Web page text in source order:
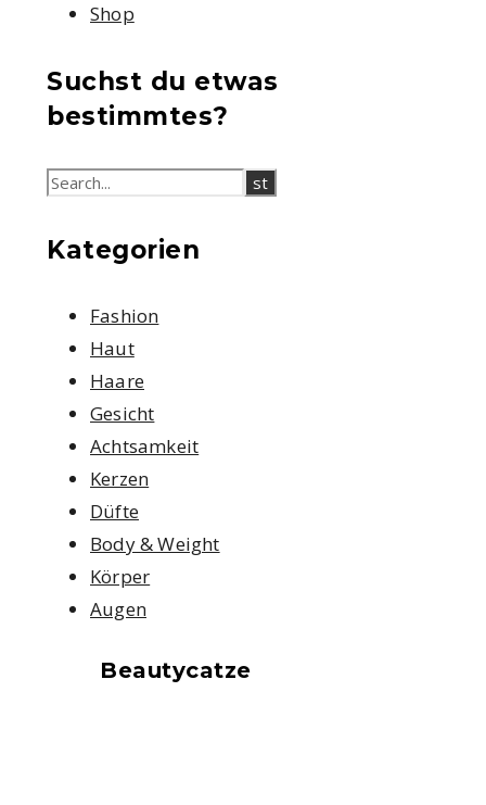
Shop
Suchst du etwas
bestimmtes?
Kategorien
Fashion
Haut
Haare
Gesicht
Achtsamkeit
Kerzen
Düfte
Body & Weight
Körper
Augen
Beautycatze